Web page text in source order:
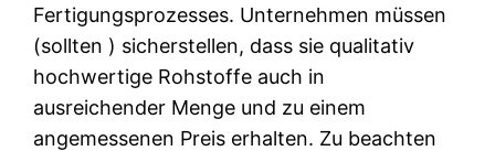
Fertigungsprozesses. Unternehmen müssen
(sollten ) sicherstellen, dass sie qualitativ
hochwertige Rohstoffe auch in
ausreichender Menge und zu einem
angemessenen Preis erhalten. Zu beachten